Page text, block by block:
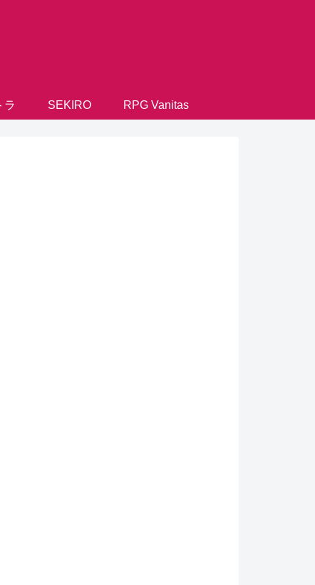
ラ SEKIRO RPG Vanitas